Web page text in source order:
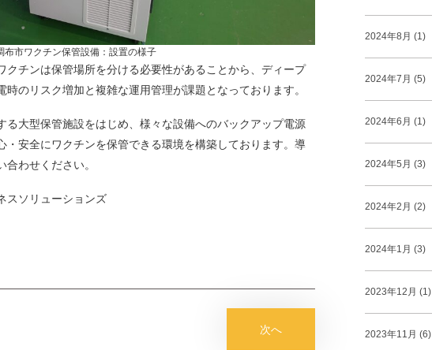
布市ワクチン保管設備：設置の様子
クチンは保管場所を分ける必要性があることから、ディープ
のリスク増加と複雑な運用管理が課題となっております。
る大型保管施設をはじめ、様々な設備へのバックアップ電源
・安全にワクチンを保管できる環境を構築しております。導
わせください。
スソリューションズ
次へ
2024年8月 (1)
2024年7月 (5)
2024年6月 (1)
2024年5月 (3)
2024年2月 (2)
2024年1月 (3)
2023年12月 (1)
2023年11月 (6)